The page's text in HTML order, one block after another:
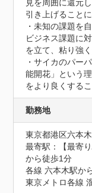
見を周囲に還元
引き上げること
・未知の課題を
ビジネス課題に
を立て、粘り強
・サイカのパー
能開花」という
をより良くする
勤務地
東京都港区六本
最寄駅：【最寄
から徒歩1分
各線 六本木駅か
東京メトロ各線